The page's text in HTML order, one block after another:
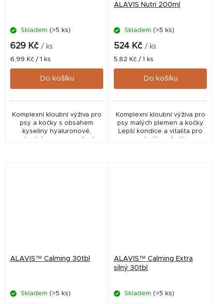
Skladem (>5 ks)
629 Kč / ks
Měrná
cena:
6,99 Kč / 1 ks
Do košíku
Komplexní kloubní výživa pro
psy a kočky s obsahem
kyseliny hyaluronové,
ALAVIS Nutri 200ml
Skladem (>5 ks)
524 Kč / ks
Měrná
cena:
5,82 Kč / 1 ks
Do košíku
Komplexní kloubní výživa pro
psy malých plemen a kočky.
Lepší kondice a vitalita pro
ALAVIS™ Calming 30tbl
Skladem (>5 ks)
ALAVIS™ Calming Extra
silný 30tbl
Skladem (>5 ks)